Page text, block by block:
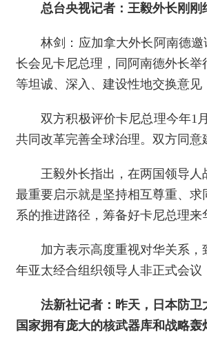
总台央视记者：王毅外长刚
林剑：应加拿大外长阿南德
长会见卡尼总理，同阿南德外长
等坦诚、深入、建设性地交换意
双方积极评价卡尼总理今年1
共同改革完善全球治理。双方同
王毅外长指出，在两国领导
最重要启示就是坚持相互尊重、
系的推进路径，筹备好卡尼总理
加方表示高度重视对华关系
年亚太经合组织领导人非正式会
法新社记者：昨天，日本防
国家拥有庞大的核武器库和战略